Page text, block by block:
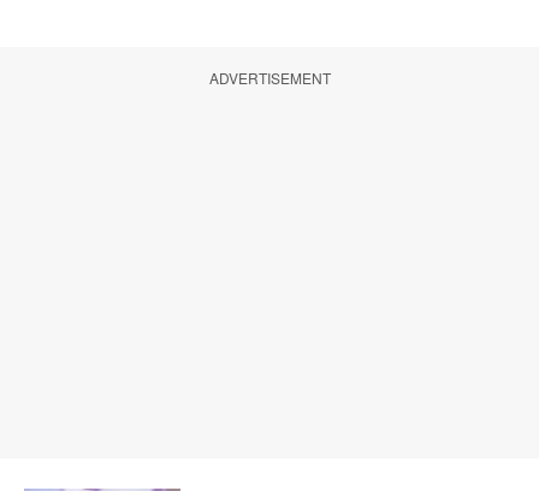
ADVERTISEMENT